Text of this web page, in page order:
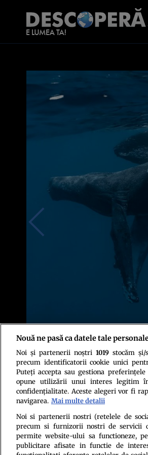
Foto: Stephanie Stack et al., Marine
Nouă ne pasă ca datele tale
Noi și partenerii noștri 1019stocăm și/
precum identificatorii cookie unici
Puteți accepta sau gestiona
opune utilizării unui interes legitim
confidențialitate. Aceste alegeri vor fi
navigarea. Mai multe detalii
Noi si partenerii nostri (retelele de
precum si furnizorii nostri de servicii
permite website-ului sa functioneze,
publicitare afisate in functie de